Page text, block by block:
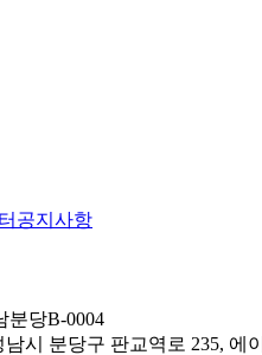
공지사항
분당B-0004
남시 분당구 판교역로 235, 에